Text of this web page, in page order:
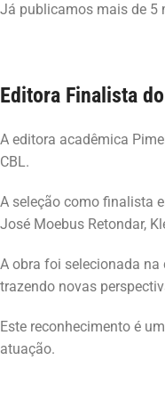
Já publicamos mais de 5
Editora Finalista
A editora acadêmica
CBL.
A seleção como finalista
José Moebus Retondar,
A obra foi selecionada na
trazendo novas
Este reconhecimento é
atuação.